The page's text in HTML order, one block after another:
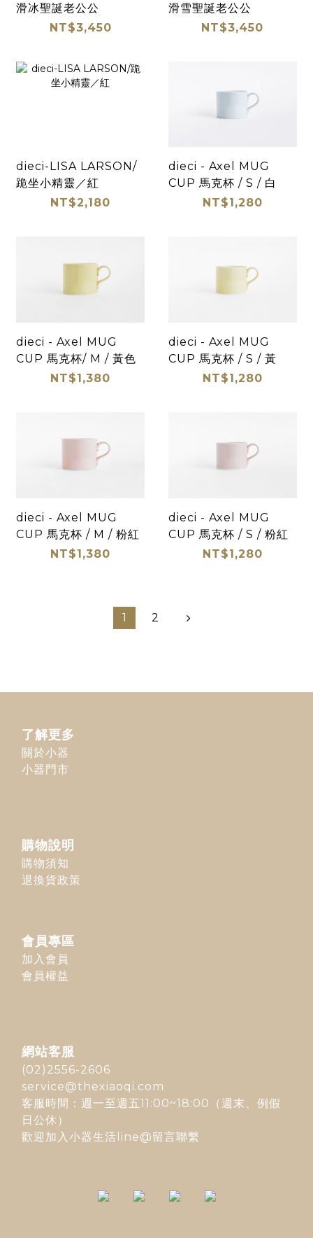
滑冰聖誕老公公
NT$3,450
滑雪聖誕老公公
NT$3,450
dieci-LISA LARSON/
跪坐小精靈／紅
NT$2,180
dieci - Axel MUG
CUP 馬克杯 / S / 白
NT$1,280
dieci - Axel MUG
CUP 馬克杯/ M / 黃色
NT$1,380
dieci - Axel MUG
CUP 馬克杯 / S / 黃
NT$1,280
dieci - Axel MUG
CUP 馬克杯 / M / 粉紅
NT$1,380
dieci - Axel MUG
CUP 馬克杯 / S / 粉紅
NT$1,280
1 2
了解更多
關於小器
小器門市
購物說明
購物須知
退換貨政策
會員專區
加入會員
會員權益
網站客服
(02)2556-2606
service@thexiaoqi.com
客服時間：週一至週五11:00~18:00（週末、例假
日公休）
歡迎加入 小器生活line@留言聯繫